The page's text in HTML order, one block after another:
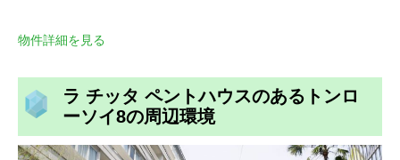
物件詳細を見る
ラ チッタ ペントハウスのあるトンロ
ーソイ8の周辺環境